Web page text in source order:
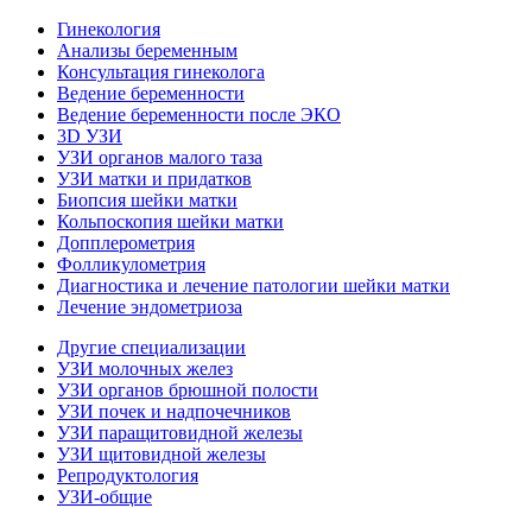
Гинекология
Анализы беременным
Консультация гинеколога
Ведение беременности
Ведение беременности после ЭКО
3D УЗИ
УЗИ органов малого таза
УЗИ матки и придатков
Биопсия шейки матки
Кольпоскопия шейки матки
Допплерометрия
Фолликулометрия
Диагностика и лечение патологии шейки матки
Лечение эндометриоза
Другие специализации
УЗИ молочных желез
УЗИ органов брюшной полости
УЗИ почек и надпочечников
УЗИ паращитовидной железы
УЗИ щитовидной железы
Репродуктология
УЗИ-общие